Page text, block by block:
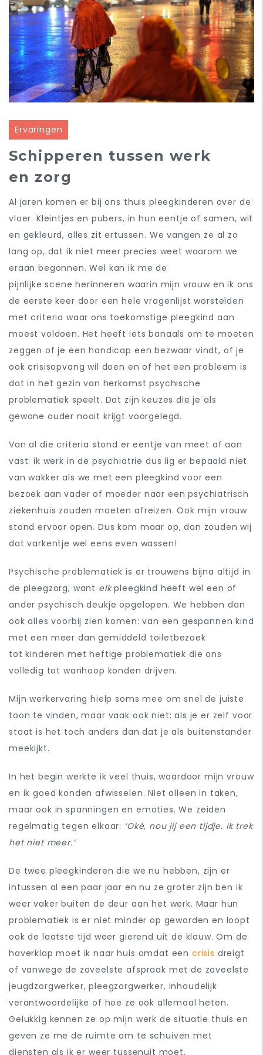
Ervaringen
Schipperen tussen werk
en zorg
Al jaren komen er bij ons thuis pleegkinderen over de
vloer. Kleintjes en pubers, in hun eentje of samen, wit
en gekleurd, alles zit ertussen. We vangen ze al zo
lang op, dat ik niet meer precies weet waarom we
eraan begonnen. Wel kan ik me de
pijnlijkescene herinneren waarin mijn vrouw en ik ons
de eerste keer door een hele vragenlijst worstelden
met criteria waar ons toekomstige pleegkind aan
moest voldoen. Het heeft iets banaals om te moeten
zeggen of je een handicap een bezwaar vindt, of je
ook crisisopvang wil doen en of het een probleem is
dat in het gezin van herkomst psychische
problematiek speelt. Dat zijn keuzes die je als
gewone ouder nooit krijgt voorgelegd.
Van al die criteria stond er eentje van meet af aan
vast: ik werk in de psychiatrie dus lig er bepaald niet
van wakker als we met een pleegkind voor een
bezoek aan vader of moeder naar een psychiatrisch
ziekenhuis zouden moeten afreizen. Ook mijn vrouw
stond ervoor open. Dus kom maar op, dan zouden wij
dat varkentje wel eens even wassen!
Psychische problematiek is er trouwens bijna altijd in
de pleegzorg, want elkpleegkind heeft wel een of
ander psychisch deukje opgelopen. We hebben dan
ook alles voorbij zien komen: van een gespannen kind
met een meer dan gemiddeld toiletbezoek
tot kinderen met heftige problematiek die ons
volledig tot wanhoop konden drijven.
Mijn werkervaring hielp soms mee om snel de juiste
toon te vinden, maar vaak ook niet: als je er zelf voor
staat is het toch anders dan dat je als buitenstander
meekijkt.
In het begin werkte ik veel thuis, waardoor mijn vrouw
en ik goed konden afwisselen. Niet alleen in taken,
maar ook in spanningen en emoties. We zeiden
regelmatig tegen elkaar: ‘Oké, nou jij een tijdje. Ik trek
het niet meer.’
De twee pleegkinderen die we nu hebben, zijn er
intussen al een paar jaar en nu ze groter zijn ben ik
weer vaker buiten de deur aan het werk. Maar hun
problematiek is er niet minder op geworden en loopt
ook de laatste tijd weer gierend uit de klauw. Om de
haverklap moet ik naar huis omdat een crisis dreigt
of vanwege de zoveelste afspraak met de zoveelste
jeugdzorgwerker, pleegzorgwerker, inhoudelijk
verantwoordelijke of hoe ze ook allemaal heten.
Gelukkig kennen ze op mijn werk de situatie thuis en
geven ze me de ruimte om te schuiven met
diensten als ik er weer tussenuit moet.